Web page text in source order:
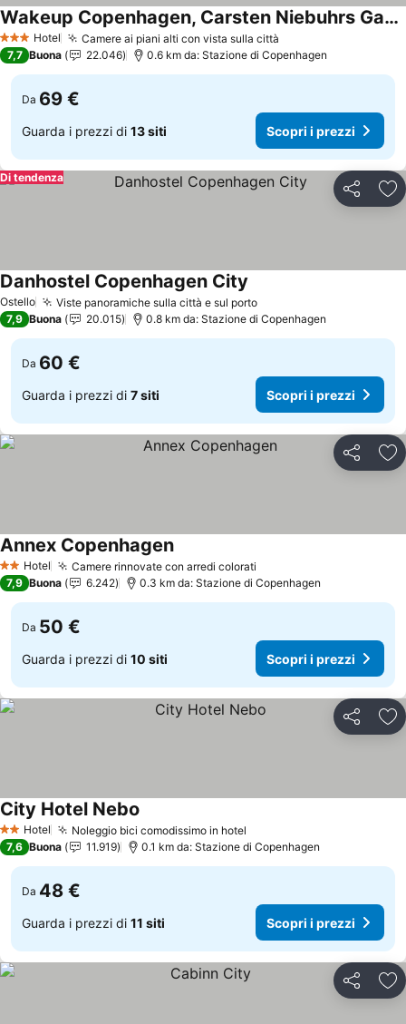
3 StelleHotel Camere ai piani alti con vista sulla città
Wakeup Copenhagen, Carsten Niebuhrs Gade
7,7 Buona 22.046 0.6 km da: Stazione di Copenhagen
Da 69 €
Guarda i prezzi di 13 siti Scopri i prezzi
Condividi
Di tendenza
Ostello Viste panoramiche sulla città e sul porto
Danhostel Copenhagen City
7,9 Buona 20.015 0.8 km da: Stazione di Copenhagen
Da 60 €
Guarda i prezzi di 7 siti Scopri i prezzi
Condividi
2 StelleHotel Camere rinnovate con arredi colorati
Annex Copenhagen
7,9 Buona 6.242 0.3 km da: Stazione di Copenhagen
Da 50 €
Guarda i prezzi di 10 siti Scopri i prezzi
Condividi
2 StelleHotel Noleggio bici comodissimo in hotel
City Hotel Nebo
7,6 Buona 11.919 0.1 km da: Stazione di Copenhagen
Da 48 €
Guarda i prezzi di 11 siti Scopri i prezzi
Condividi